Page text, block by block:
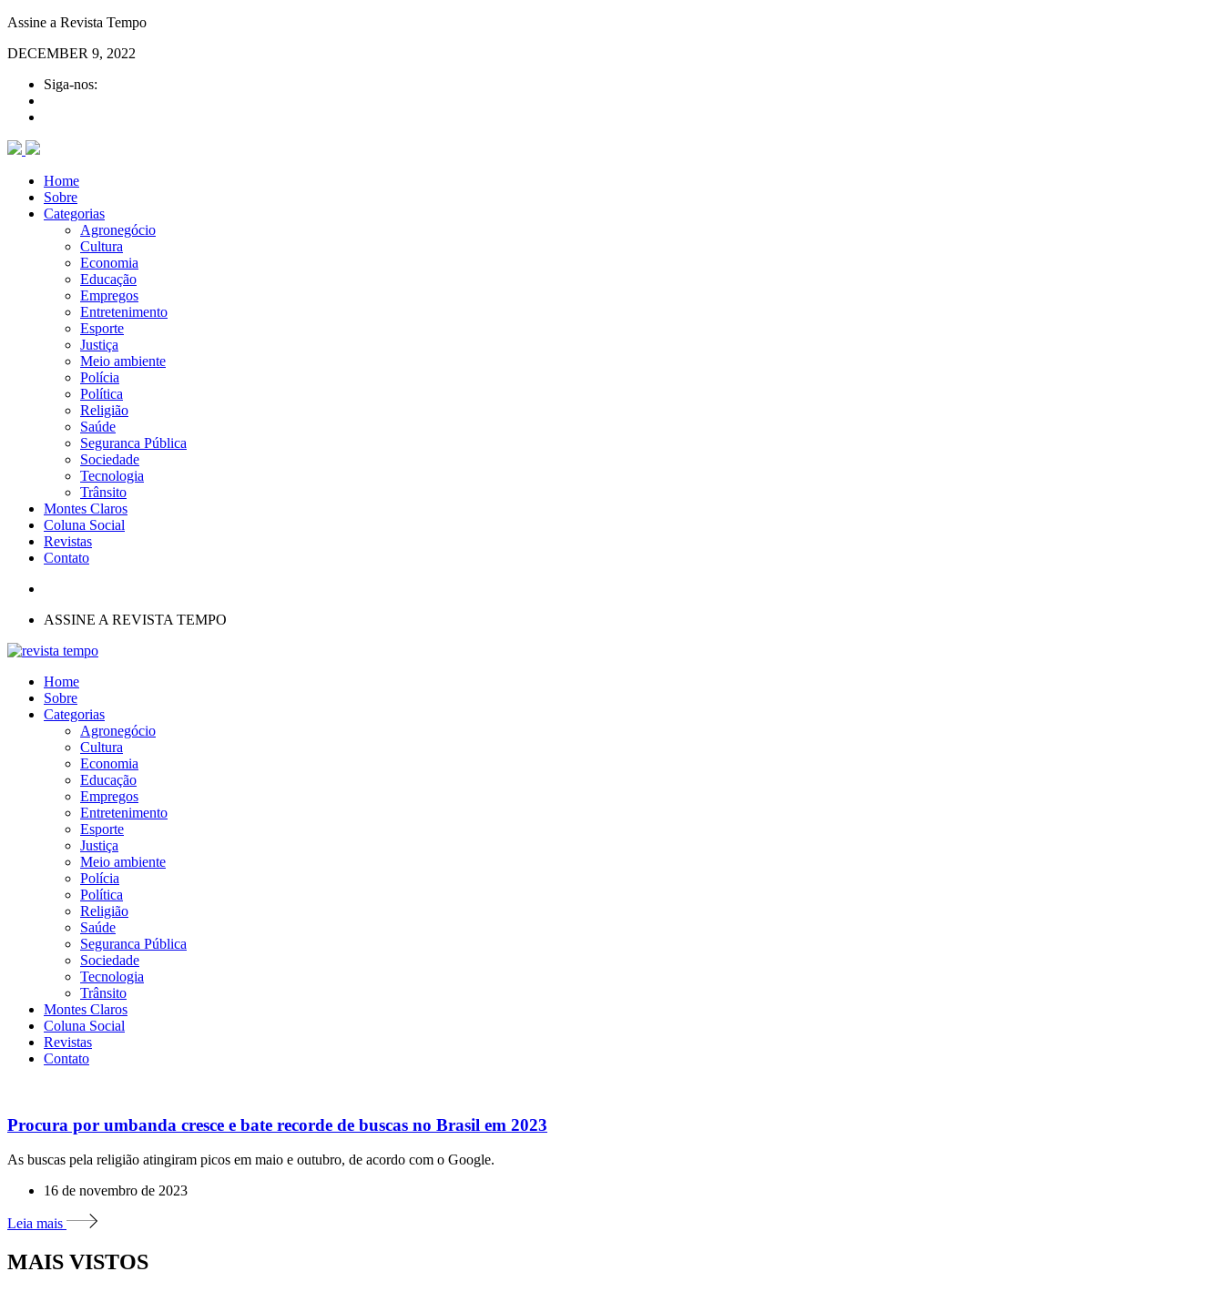
Assine a Revista Tempo
DECEMBER 9, 2022
Siga-nos:
Home
Sobre
Categorias
Agronegócio
Cultura
Economia
Educação
Empregos
Entretenimento
Esporte
Justiça
Meio ambiente
Polícia
Política
Religião
Saúde
Seguranca Pública
Sociedade
Tecnologia
Trânsito
Montes Claros
Coluna Social
Revistas
Contato
ASSINE A REVISTA TEMPO
Home
Sobre
Categorias
Agronegócio
Cultura
Economia
Educação
Empregos
Entretenimento
Esporte
Justiça
Meio ambiente
Polícia
Política
Religião
Saúde
Seguranca Pública
Sociedade
Tecnologia
Trânsito
Montes Claros
Coluna Social
Revistas
Contato
Procura por umbanda cresce e bate recorde de buscas no Brasil em 2023
As buscas pela religião atingiram picos em maio e outubro, de acordo com o Google.
16 de novembro de 2023
Leia mais
MAIS VISTOS